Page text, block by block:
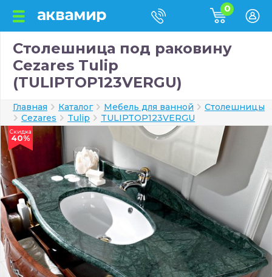
0
Столешница под раковину
Cezares Tulip
(TULIPTOP123VERGU)
Главная Каталог Мебель для ванной
Столешницы
Cezares
Tulip TULIPTOP123VERGU
Скидка
40%